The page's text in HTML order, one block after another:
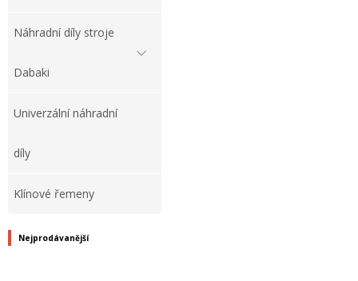
Náhradní díly stroje
Dabaki
Univerzální náhradní
díly
Klínové řemeny
Nejprodávanější